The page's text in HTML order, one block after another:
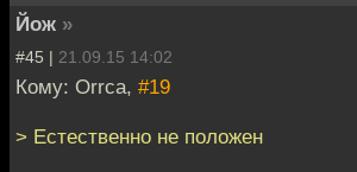
Йож »
#45 | 21.09.15 14:02
Кому: Orrca, #19
> Естественно не положен